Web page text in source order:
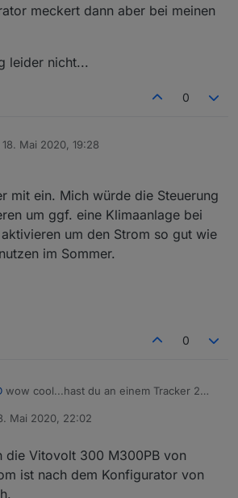
Stand 04.10.2020
Update der Modbus Schnittstelle ist es
meckert dann aber bei meinen
leider nicht...
0
18. Mai 2020, 19:28
von
mit ein. Mich würde die Steuerung
um ggf. eine Klimaanlage bei
um den Strom so gut wie
im Sommer.
0
wow cool...hast du an einem Tracker 2
S10E Pro? Was hastn für panels?
ich das auch erst so machen wollte um
Tracker offen zu halten.
konfigurator meckert dann aber bei
leider nicht...
Mai 2020, 22:02
von
die Vitovolt 300 M300PB von
ist nach dem Konfigurator von